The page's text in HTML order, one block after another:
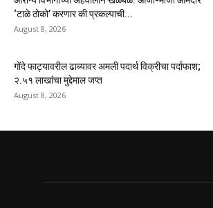
‘टाळे ठोको’ करणार की प्रकल्पाची...
August 8, 2026
गोंदे फाट्यावरील ढाब्यावर अमली पदार्थ विक्रीचा पर्दाफाश;
२.५१ लाखांचा मुद्देमाल जप्त
August 8, 2026